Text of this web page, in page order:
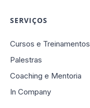
SERVIÇOS
Cursos e Treinamentos
Palestras
Coaching e Mentoria
In Company